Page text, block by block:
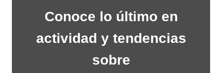
Conoce lo último en
actividad y tendencias
sobre